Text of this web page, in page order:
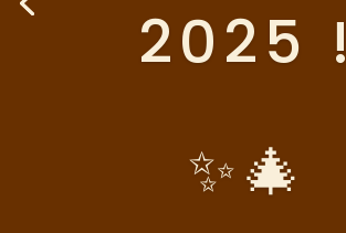
2025 !
✨🎄